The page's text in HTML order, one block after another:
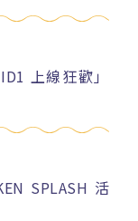
上線狂歡」
SPLASH 活